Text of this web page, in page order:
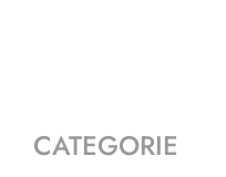
CATEGORIE